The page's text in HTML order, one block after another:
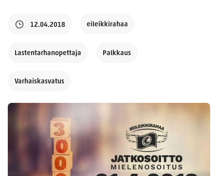
12.04.2018 eileikkirahaa
Lastentarhanopettaja Palkkaus
Varhaiskasvatus